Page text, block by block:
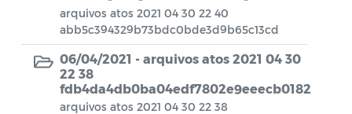
Aviso de rescisão unilateral
Prévia
CONCURSO GUARDA MUNICIPAL Nº 002
arquivos atos 2021 04 30 22 40
abb5c394329b73bdc0bde3d9b65c13cd
06/04/2021 - arquivos atos 2021 04 30
22 38
fdb4da4db0ba04edf7802e9eeecb0182
arquivos atos 2021 04 30 22 38